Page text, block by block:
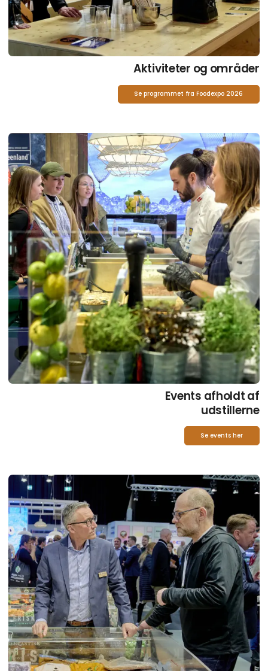
Aktiviteter og områder
Se programmet fra Foodexpo 2026
Events afholdt af
udstillerne
Se events her